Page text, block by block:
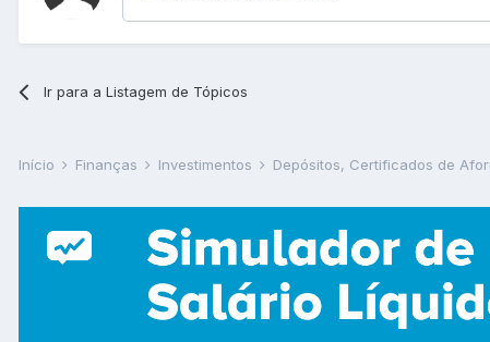
Ir para a Listagem de Tópicos
Início Finanças Investimentos Depósitos, Certificados de